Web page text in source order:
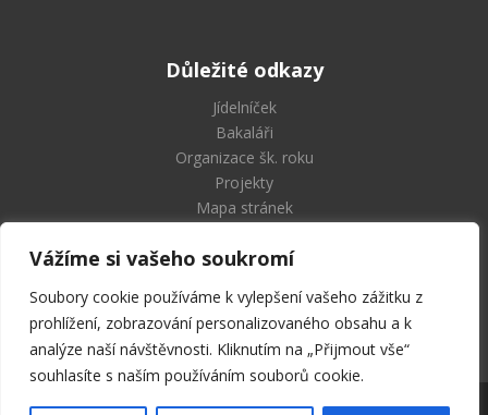
Vážíme si vašeho soukromí
Soubory cookie používáme k vylepšení vašeho zážitku z
prohlížení, zobrazování personalizovaného obsahu a k
analýze naší návštěvnosti. Kliknutím na „Přijmout vše“
souhlasíte s naším používáním souborů cookie.
Důležité odkazy
Jídelníček
Bakaláři
Organizace šk. roku
Projekty
Mapa stránek
Střední průmyslová škola
a Vyšší odborná škola Příbram